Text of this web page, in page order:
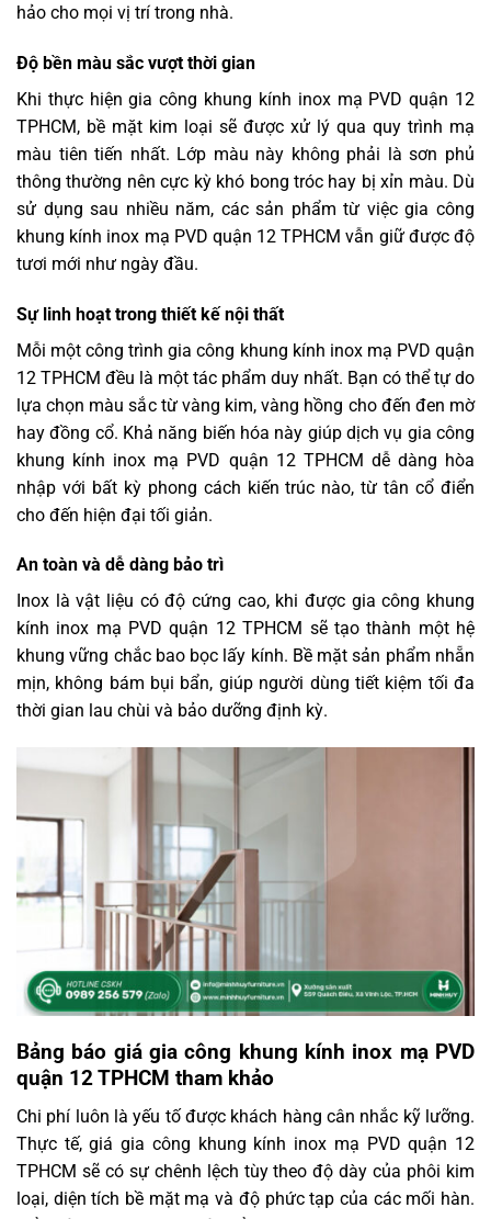
hảo cho mọi vị trí trong nhà.
Độ bền màu sắc vượt thời gian
Khi thực hiện gia công khung kính inox mạ PVD quận 12
TPHCM, bề mặt kim loại sẽ được xử lý qua quy trình mạ
màu tiên tiến nhất. Lớp màu này không phải là sơn phủ
thông thường nên cực kỳ khó bong tróc hay bị xỉn màu. Dù
sử dụng sau nhiều năm, các sản phẩm từ việc gia công
khung kính inox mạ PVD quận 12 TPHCM vẫn giữ được độ
tươi mới như ngày đầu.
Sự linh hoạt trong thiết kế nội thất
Mỗi một công trình gia công khung kính inox mạ PVD quận
12 TPHCM đều là một tác phẩm duy nhất. Bạn có thể tự do
lựa chọn màu sắc từ vàng kim, vàng hồng cho đến đen mờ
hay đồng cổ. Khả năng biến hóa này giúp dịch vụ gia công
khung kính inox mạ PVD quận 12 TPHCM dễ dàng hòa
nhập với bất kỳ phong cách kiến trúc nào, từ tân cổ điển
cho đến hiện đại tối giản.
An toàn và dễ dàng bảo trì
Inox là vật liệu có độ cứng cao, khi được gia công khung
kính inox mạ PVD quận 12 TPHCM sẽ tạo thành một hệ
khung vững chắc bao bọc lấy kính. Bề mặt sản phẩm nhẵn
mịn, không bám bụi bẩn, giúp người dùng tiết kiệm tối đa
thời gian lau chùi và bảo dưỡng định kỳ.
Bảng báo giá gia công khung kính inox mạ PVD
quận 12 TPHCM tham khảo
Chi phí luôn là yếu tố được khách hàng cân nhắc kỹ lưỡng.
Thực tế, giá gia công khung kính inox mạ PVD quận 12
TPHCM sẽ có sự chênh lệch tùy theo độ dày của phôi kim
loại, diện tích bề mặt mạ và độ phức tạp của các mối hàn.